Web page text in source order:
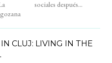
sociales después...
CLUJ: LIVING IN THE